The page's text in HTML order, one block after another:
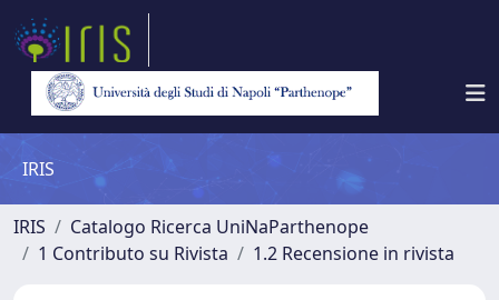
IRIS
IRIS
Catalogo Ricerca UniNaParthenope
1 Contributo su Rivista
1.2 Recensione in rivista